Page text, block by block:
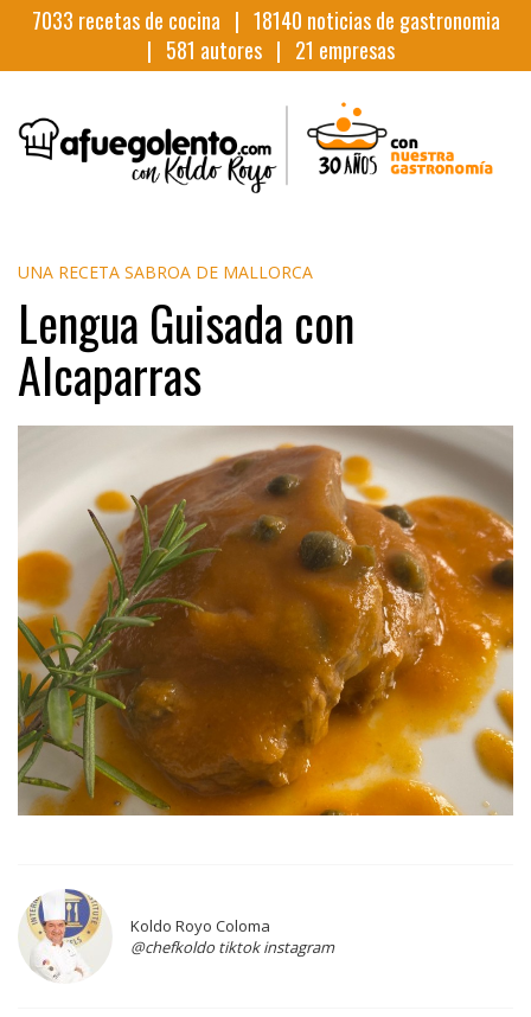
7033 recetas de cocina | 18140 noticias de gastronomia
| 581 autores | 21 empresas
UNA RECETA SABROA DE MALLORCA
Lengua Guisada con
Alcaparras
Koldo Royo Coloma
@chefkoldo tiktok instagram